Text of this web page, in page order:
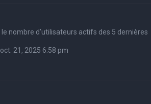
nombre d’utilisateurs actifs des 5 dernières
oct. 21, 2025 6:58 pm